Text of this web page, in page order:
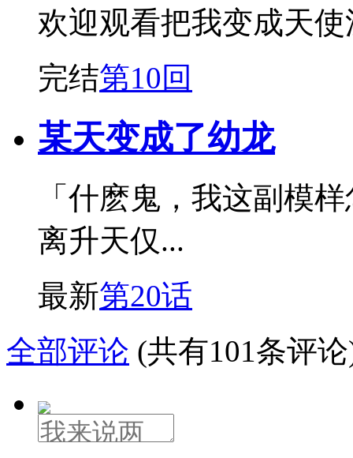
欢迎观看把我变成天使
完结第10回
某天变成了幼龙
「什麽鬼，我这副模
离升天仅...
最新第20话
全部评论 (共有101条评